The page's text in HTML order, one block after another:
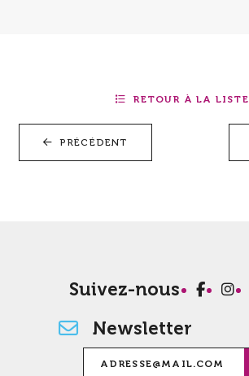
PRÉCÉDENT
RETOUR À LA LISTE
Suivez-nous
Newsletter